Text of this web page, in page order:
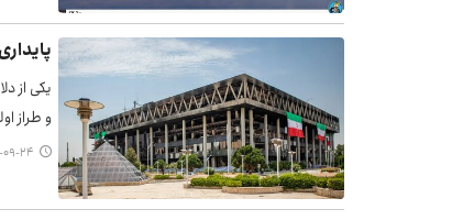
یکی از
و طراز
۱۴۰۴-